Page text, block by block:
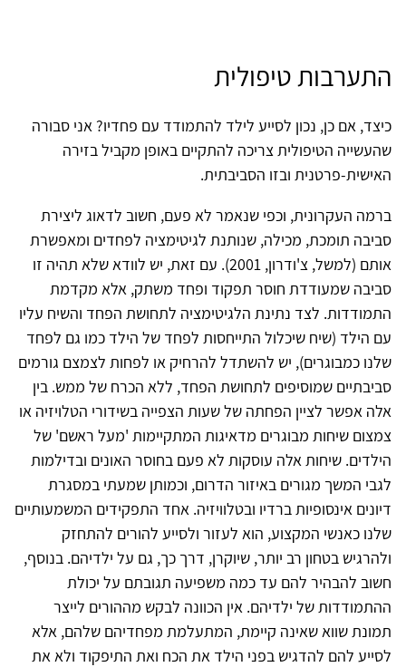
התערבות טיפולית
כיצד, אם כן, נכון לסייע לילד להתמודד עם פחדיו? אני סבורה
שהעשייה הטיפולית צריכה להתקיים באופן מקביל בזירה
האישית-פרטנית ובזו הסביבתית.
ברמה העקרונית, וכפי שנאמר לא פעם, חשוב לדאוג ליצירת
סביבה תומכת, מכילה, שנותנת לגיטימציה לפחדים ומאפשרת
אותם (למשל, צ'ודרון, 2001). עם זאת, יש לוודא שלא תהיה זו
סביבה שמעודדת חוסר תפקוד ופחד משתק, אלא מקדמת
התמודדות. לצד נתינת הלגיטימציה לתחושת הפחד והשיח עליו
עם הילד (שיח שיכלול התייחסות לפחד של הילד כמו גם לפחד
שלנו כמבוגרים), יש להשתדל להרחיק או לפחות לצמצם גורמים
סביבתיים שמוסיפים לתחושת הפחד, ללא הכרח של ממש. בין
אלה אפשר לציין הפחתה של שעות הצפייה בשידורי הטלויזיה או
צמצום שיחות מבוגרים מדאיגות המתקיימות 'מעל ראשם' של
הילדים. שיחות אלה עוסקות לא פעם בחוסר האונים ובדילמות
לגבי המשך מגורים באיזור הדרום, וכמותן שמעתי במסגרת
דיונים אינסופיות ברדיו ובטלוויזיה. אחד התפקידים המשמעותיים
שלנו כאנשי המקצוע, הוא לעזור ולסייע להורים להתחזק
ולהרגיש בטחון רב יותר, שיוקרן, דרך כך, גם על ילדיהם. בנוסף,
חשוב להבהיר להם עד כמה משפיעה תגובתם על יכולת
ההתמודדות של ילדיהם. אין הכוונה לבקש מההורים לייצר
תמונת שווא שאינה קיימת, המתעלמת מפחדיהם שלהם, אלא
לסייע להם להדגיש בפני הילד את הכח ואת התיפקוד ולא את